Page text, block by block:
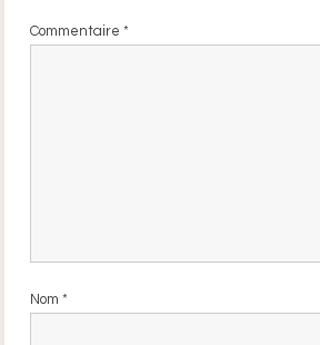
Commentaire*
Nom*